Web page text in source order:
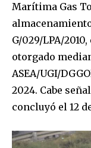
Marítima Gas
G/029/LPA/
otorgado
ASEA/UGI/
2024. Cabe
concluyó el 12